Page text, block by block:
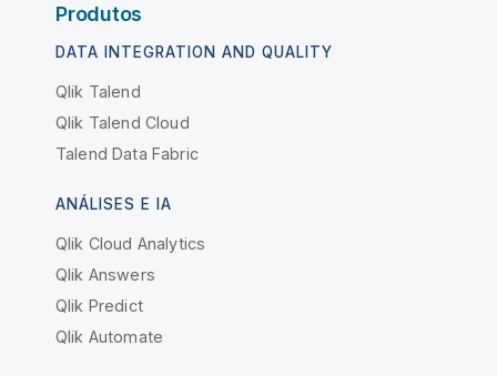
Produtos
DATA INTEGRATION AND QUALITY
Qlik Talend
Qlik Talend Cloud
Talend Data Fabric
ANÁLISES E IA
Qlik Cloud Analytics
Qlik Answers
Qlik Predict
Qlik Automate